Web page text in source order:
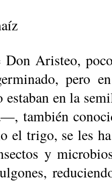
Aristeo,
pero
estaban en la
también
el trigo, se les
y